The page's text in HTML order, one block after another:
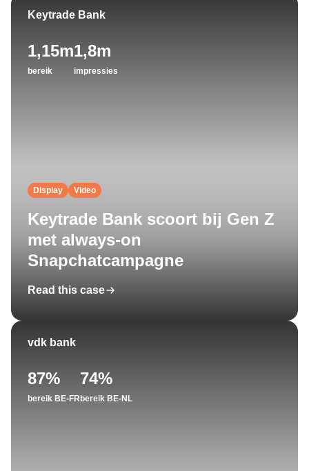
Keytrade Bank
1,15m
bereik
1,8m
impressies
Display Video
Keytrade Bank scoort bij Gen Z
met always-on
Snapchatcampagne
Read this case
vdk bank
87%
bereik BE-FR
74%
bereik BE-NL